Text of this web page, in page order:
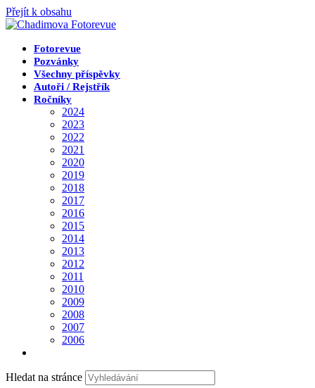
Přejít k obsahu
Fotorevue
Pozvánky
Všechny příspěvky
Autoři / Rejstřík
Ročníky
2024
2023
2022
2021
2020
2019
2018
2017
2016
2015
2014
2013
2012
2011
2010
2009
2008
2007
2006
Hledat na stránce